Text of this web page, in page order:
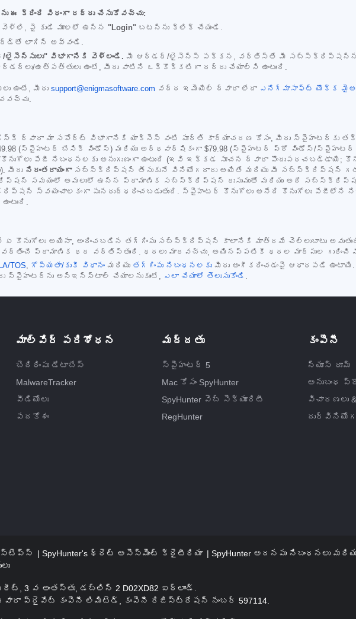
క్రింది విధంగా రద్దు చేసుకోవచ్చు:
వెళ్లి, పై కుడి మూలలో ఉన్న "Login" బటన్‌ను క్లిక్ చేయండి.
లాగిన్ అవ్వండి.
విభాగానికి వెళ్లండి. మీ ఆర్డర్/లైసెన్స్ పక్కన, వర్తిస్తే మీ సబ్‌స్క్రిప్షన్‌ను
ఉత్పత్తులు ఉంటే, మీరు వాటిని ఒక్కొక్కటిగా రద్దు చేయాల్సి ఉంటుంది.
ఉంటే, మీరు support@enigmasoftware.com వద్ద ఇమెయిల్ ద్వారా లేదా ఎనిగ్మాసాఫ్ట్ యొక్క
ద్వారా మా సపోర్ట్ విభాగానికి యాక్సెస్ వంటి పూర్తి కార్యాచరణ కోసం, మీరు స్పైహంటర్‌కు
(స్పైహంటర్ బేసిక్ విండోస్) మరియు అర్ధవార్షికంగా $79.98 (స్పైహంటర్ ప్రో విండోస్/స్పైహంటర్
పేజీ నిబంధనలకు అనుగుణంగా ఉంటుంది (ఇవి ఇక్కడ సూచన ద్వారా
మీరు నిరంతరాయంగాసబ్‌స్క్రిప్షన్ తీసుకునే వినియోగదారు అయితే మరియు మీ సబ్‌స్క్రిప్షన్
సమయంలో అమలులో ఉన్న ప్రామాణిక సబ్‌స్క్రిప్షన్ రుసుముతో మరియు అదే
స్వయంచాలకంగా పునరుద్ధరించబడుతుంది. స్పైహంటర్ కొనుగోలు అనేది కొనుగోలు పేజీలోని
ఏ కొనుగోలు అయినా, అందించబడిన తగ్గింపు సబ్‌స్క్రిప్షన్ కాలానికి మాత్రమే చెల్లుబాటు
ప్రామాణిక ధర వర్తిస్తుంది. ధరలు మారవచ్చు, అయినప్పటికీ ధరల మార్పుల గురించి
TOS గోప్యతా/కుకీ విధానం మరియు తగ్గింపు నిబంధనలకు మీరు అంగీకరించడంపై ఆధారపడి
స్పైహంటర్‌ను అన్‌ఇన్‌స్టాల్ చేయాలనుకుంటే, ఎలా చేయాలో తెలుసుకోండి
మాల్వేర్ పరిశోధన
బెదిరింపు డేటాబేస్
MalwareTracker
వీడియోలు
పదకోశం
మద్దతు
స్పైహంటర్ 5
Mac కోసం SpyHunter
SpyHunter వెబ్ సెక్యూరిటీ
RegHunter
కంపెనీ
న్యూస్ రూమ్
అనుబంధ
విచారణలు
SpyHunter's థ్రెట్ అసెస్‌మెంట్ క్రైటీరియా SpyHunter అదనపు నిబంధనలు
వ అంతస్తు, డబ్లిన్ 2 D02XD82 ఐర్లాండ్.
ప్రైవేట్ కంపెనీ లిమిటెడ్, కంపెనీ రిజిస్ట్రేషన్ నంబర్ 597114.